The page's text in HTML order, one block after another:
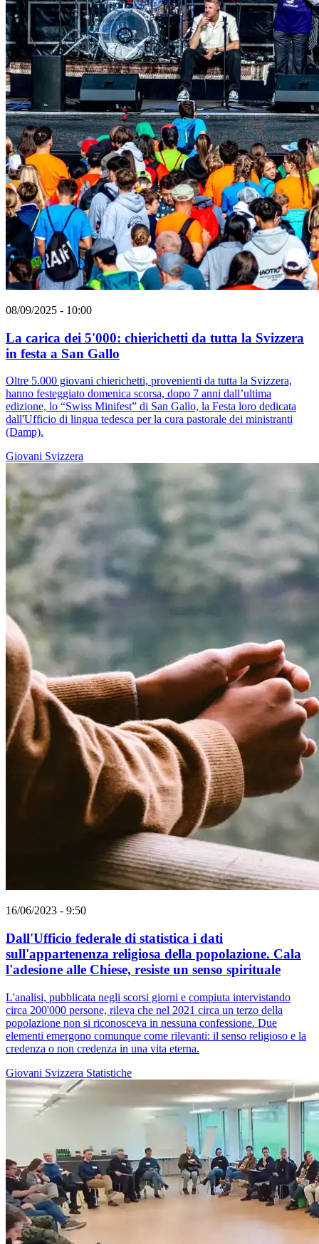
08/09/2025 - 10:00
La carica dei 5'000: chierichetti da tutta la Svizzera
in festa a San Gallo
Oltre 5.000 giovani chierichetti, provenienti da tutta la Svizzera,
hanno festeggiato domenica scorsa, dopo 7 anni dall’ultima
edizione, lo “Swiss Minifest” di San Gallo, la Festa loro dedicata
dall'Ufficio di lingua tedesca per la cura pastorale dei ministranti
(Damp).
Giovani Svizzera
16/06/2023 - 9:50
Dall'Ufficio federale di statistica i dati
sull'appartenenza religiosa della popolazione. Cala
l'adesione alle Chiese, resiste un senso spirituale
L'analisi, pubblicata negli scorsi giorni e compiuta intervistando
circa 200'000 persone, rileva che nel 2021 circa un terzo della
popolazione non si riconosceva in nessuna confessione. Due
elementi emergono comunque come rilevanti: il senso religioso e la
credenza o non credenza in una vita eterna.
Giovani Svizzera Statistiche